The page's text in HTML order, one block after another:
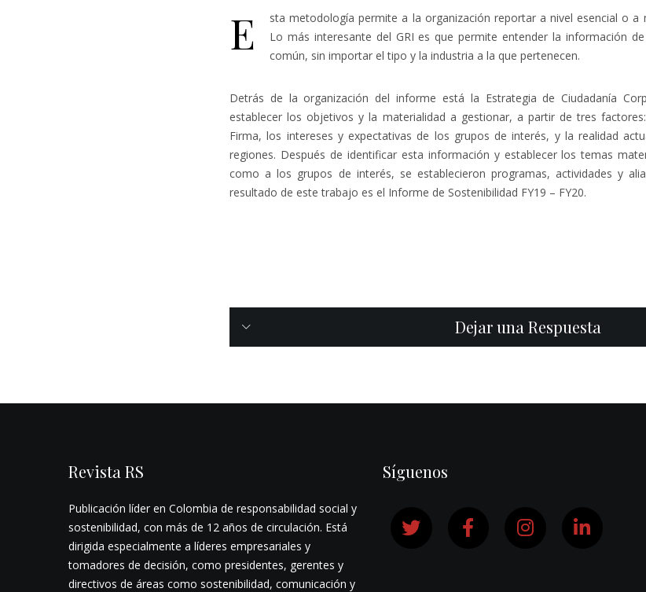
E
sta metodología permite a la organización reportar a nivel esencial o a
Lo más interesante del GRI es que permite entender la información
común, sin importar el tipo y la industria a la que pertenecen.
Detrás de la organización del informe está la Estrategia de Ciudadanía
establecer los objetivos y la materialidad a gestionar, a partir de tres
Firma, los intereses y expectativas de los grupos de interés, y la realidad
regiones. Después de identificar esta información y establecer los temas
como a los grupos de interés, se establecieron programas, actividades y
resultado de este trabajo es el Informe de Sostenibilidad FY19 – FY20.
Dejar una Respuesta
Revista RS
Publicación líder en Colombia de responsabilidad social y
sostenibilidad, con más de 12 años de circulación. Está
dirigida especialmente a líderes empresariales y
tomadores de decisión, como presidentes, gerentes y
directivos de áreas como sostenibilidad, comunicación y
Síguenos